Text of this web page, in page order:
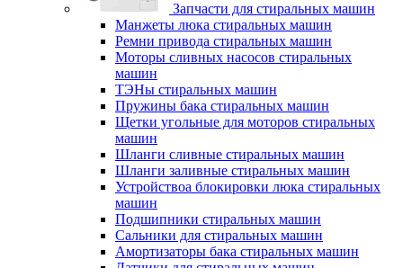
Запчасти для стиральных машин
Манжеты люка стиральных машин
Ремни привода стиральных машин
Моторы сливных насосов стиральных
машин
ТЭНы стиральных машин
Пружины бака стиральных машин
Щетки угольные для моторов стиральных
машин
Шланги сливные стиральных машин
Шланги заливные стиральных машин
Устройствоа блокировки люка стиральных
машин
Подшипники стиральных машин
Сальники для стиральных машин
Амортизаторы бака стиральных машин